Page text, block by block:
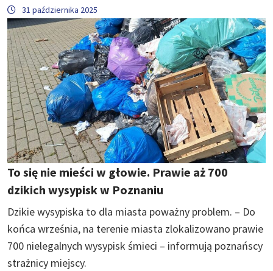
31 października 2025
To się nie mieści w głowie. Prawie aż 700
dzikich wysypisk w Poznaniu
Dzikie wysypiska to dla miasta poważny problem. – Do
końca września, na terenie miasta zlokalizowano prawie
700 nielegalnych wysypisk śmieci – informują poznańscy
strażnicy miejscy.